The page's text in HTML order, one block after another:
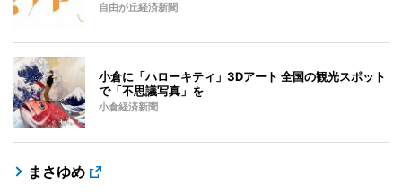
自由が丘経済新聞
小倉に「ハローキティ」3Dアート 全国の観光スポット
で「不思議写真」を
小倉経済新聞
まさゆめ